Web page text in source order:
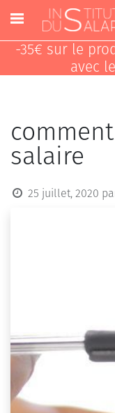
-35€ sur le
avec
salaire
25 juillet, 2020